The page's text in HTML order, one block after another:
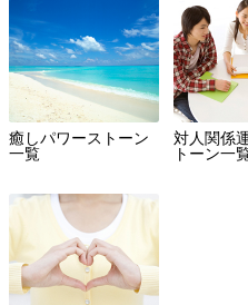
癒しパワーストーン
一覧
対人関係
トーン一